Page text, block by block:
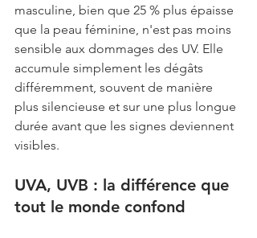
masculine, bien que 25 % plus épaisse
que la peau féminine, n'est pas moins
sensible aux dommages des UV. Elle
accumule simplement les dégâts
différemment, souvent de manière
plus silencieuse et sur une plus longue
durée avant que les signes deviennent
visibles.
UVA, UVB : la différence que
tout le monde confond